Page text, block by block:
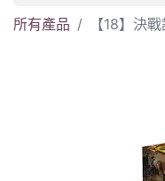
所有產品 【18】決